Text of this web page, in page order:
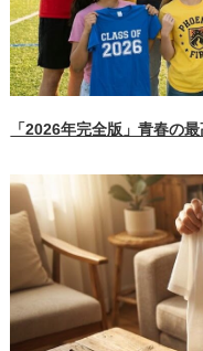
「2026年完全版」青春の